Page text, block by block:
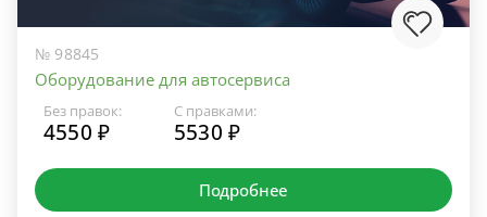
№ 98845
Оборудование для автосервиса
Без правок:
4550 ₽
С правками:
5530 ₽
Подробнее